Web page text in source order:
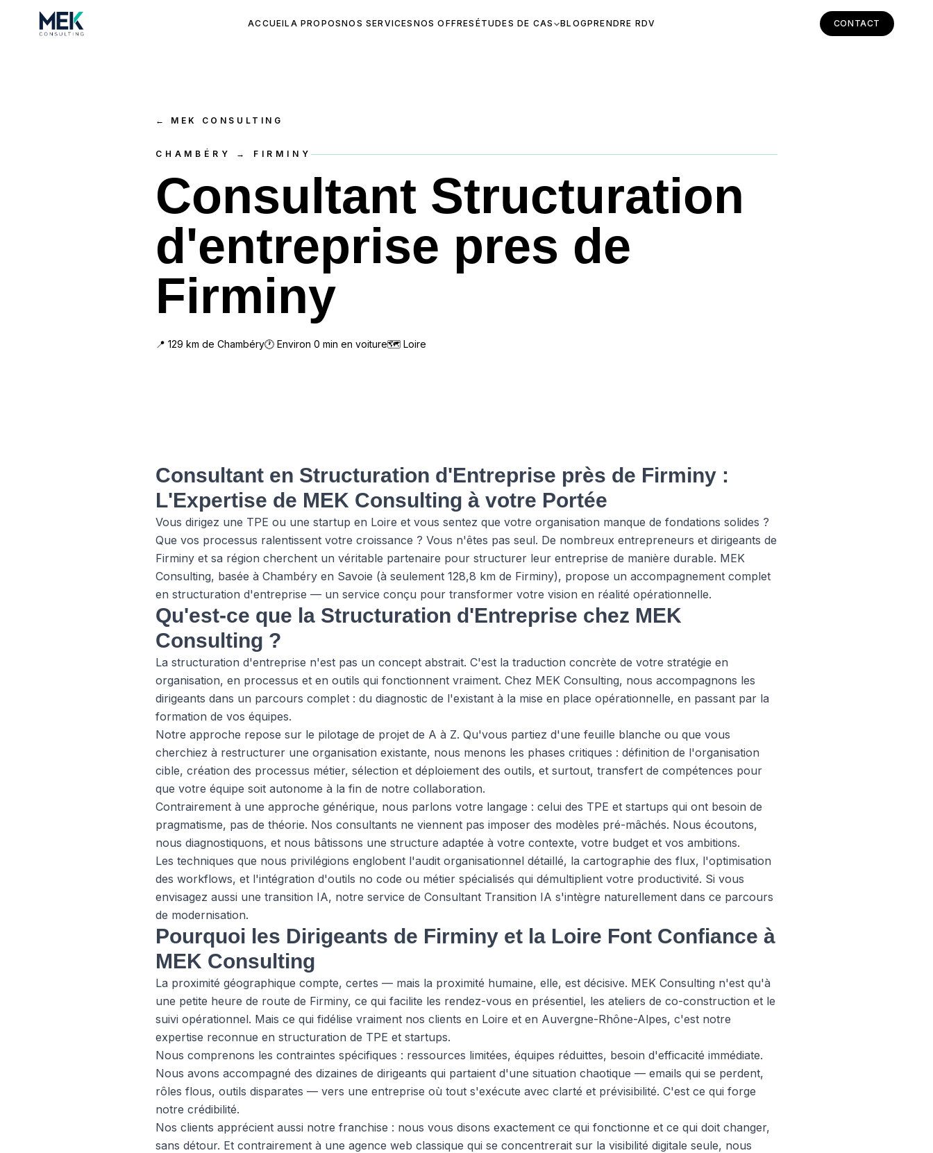
ACCUEIL A PROPOSNOS SERVICES NOS OFFRES ÉTUDES DE CAS BLOGPRENDRE RDV CONTACT
← MEK CONSULTING
CHAMBÉRY → FIRMINY
Consultant Structuration
d'entreprise pres de
Firminy
📍 129 km de Chambéry🕐 Environ 0 min en voiture🗺 Loire
Consultant en Structuration d'Entreprise près de Firminy :
L'Expertise de MEK Consulting à votre Portée
Vous dirigez une TPE ou une startup en Loire et vous sentez que votre organisation manque de fondations solides ?
Que vos processus ralentissent votre croissance ? Vous n'êtes pas seul. De nombreux entrepreneurs et dirigeants de
Firminy et sa région cherchent un véritable partenaire pour structurer leur entreprise de manière durable. MEK
Consulting, basée à Chambéry en Savoie (à seulement 128,8 km de Firminy), propose un accompagnement complet
en structuration d'entreprise — un service conçu pour transformer votre vision en réalité opérationnelle.
Qu'est-ce que la Structuration d'Entreprise chez MEK
Consulting ?
La structuration d'entreprise n'est pas un concept abstrait. C'est la traduction concrète de votre stratégie en
organisation, en processus et en outils qui fonctionnent vraiment. Chez MEK Consulting, nous accompagnons les
dirigeants dans un parcours complet : du diagnostic de l'existant à la mise en place opérationnelle, en passant par la
formation de vos équipes.
Notre approche repose sur le pilotage de projet de A à Z. Qu'vous partiez d'une feuille blanche ou que vous
cherchiez à restructurer une organisation existante, nous menons les phases critiques : définition de l'organisation
cible, création des processus métier, sélection et déploiement des outils, et surtout, transfert de compétences pour
que votre équipe soit autonome à la fin de notre collaboration.
Contrairement à une approche générique, nous parlons votre langage : celui des TPE et startups qui ont besoin de
pragmatisme, pas de théorie. Nos consultants ne viennent pas imposer des modèles pré-mâchés. Nous écoutons,
nous diagnostiquons, et nous bâtissons une structure adaptée à votre contexte, votre budget et vos ambitions.
Les techniques que nous privilégions englobent l'audit organisationnel détaillé, la cartographie des flux, l'optimisation
des workflows, et l'intégration d'outils no code ou métier spécialisés qui démultiplient votre productivité. Si vous
envisagez aussi une transition IA, notre service de Consultant Transition IA s'intègre naturellement dans ce parcours
de modernisation.
Pourquoi les Dirigeants de Firminy et la Loire Font Confiance à
MEK Consulting
La proximité géographique compte, certes — mais la proximité humaine, elle, est décisive. MEK Consulting n'est qu'à
une petite heure de route de Firminy, ce qui facilite les rendez-vous en présentiel, les ateliers de co-construction et le
suivi opérationnel. Mais ce qui fidélise vraiment nos clients en Loire et en Auvergne-Rhône-Alpes, c'est notre
expertise reconnue en structuration de TPE et startups.
Nous comprenons les contraintes spécifiques : ressources limitées, équipes réduittes, besoin d'efficacité immédiate.
Nous avons accompagné des dizaines de dirigeants qui partaient d'une situation chaotique — emails qui se perdent,
rôles flous, outils disparates — vers une entreprise où tout s'exécute avec clarté et prévisibilité. C'est ce qui forge
notre crédibilité.
Nos clients apprécient aussi notre franchise : nous vous disons exactement ce qui fonctionne et ce qui doit changer,
sans détour. Et contrairement à une agence web classique qui se concentrerait sur la visibilité digitale seule, nous